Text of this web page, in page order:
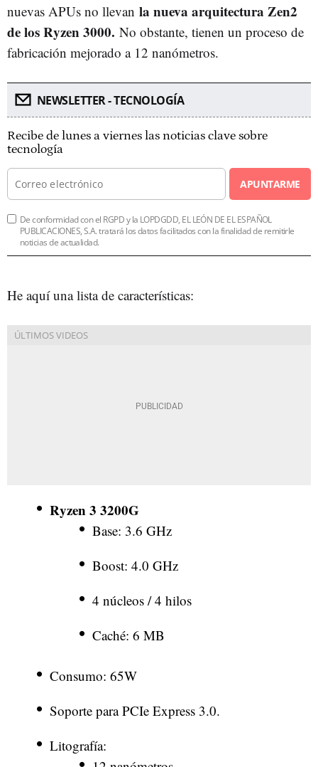
nuevas APUs no llevan la nueva arquitectura Zen2
de los Ryzen 3000. No obstante, tienen un proceso de
fabricación mejorado a 12 nanómetros.
NEWSLETTER - TECNOLOGÍA
Recibe de lunes a viernes las noticias clave sobre
tecnología
APUNTARME
De conformidad con el RGPD y la LOPDGDD, EL LEÓN DE EL ESPAÑOL
PUBLICACIONES, S.A. tratará los datos facilitados con la finalidad de remitirle
noticias de actualidad.
He aquí una lista de características:
Ryzen 3 3200G
Base: 3.6 GHz
Boost: 4.0 GHz
4 núcleos / 4 hilos
Caché: 6 MB
Consumo: 65W
Soporte para PCIe Express 3.0.
Litografía: